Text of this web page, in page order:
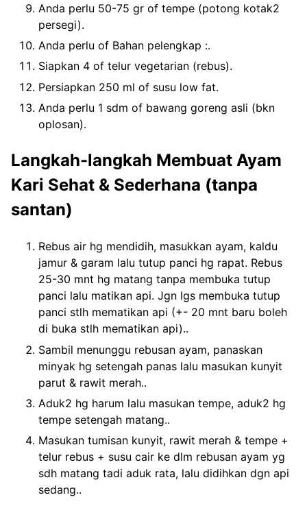
Anda perlu 50-75 gr of tempe (potong kotak2
persegi).
Anda perlu of Bahan pelengkap :.
Siapkan 4 of telur vegetarian (rebus).
Persiapkan 250 ml of susu low fat.
Anda perlu 1 sdm of bawang goreng asli (bkn
oplosan).
Langkah-langkah Membuat Ayam
Kari Sehat & Sederhana (tanpa
santan)
Rebus air hg mendidih, masukkan ayam, kaldu
jamur & garam lalu tutup panci hg rapat. Rebus
25-30 mnt hg matang tanpa membuka tutup
panci lalu matikan api. Jgn lgs membuka tutup
panci stlh mematikan api (+- 20 mnt baru boleh
di buka stlh mematikan api)..
Sambil menunggu rebusan ayam, panaskan
minyak hg setengah panas lalu masukan kunyit
parut & rawit merah..
Aduk2 hg harum lalu masukan tempe, aduk2 hg
tempe setengah matang..
Masukan tumisan kunyit, rawit merah & tempe +
telur rebus + susu cair ke dlm rebusan ayam yg
sdh matang tadi aduk rata, lalu didihkan dgn api
sedang..